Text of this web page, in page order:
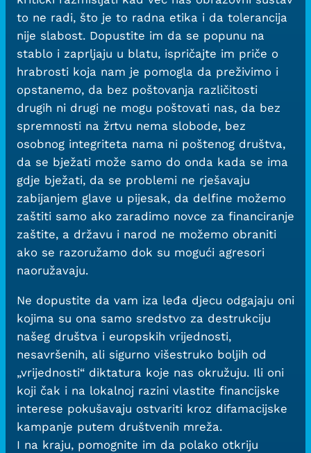
to ne radi, što je to radna etika i da tolerancija
nije slabost. Dopustite im da se popunu na
stablo i zaprljaju u blatu, ispričajte im priče o
hrabrosti koja nam je pomogla da preživimo i
opstanemo, da bez poštovanja različitosti
drugih ni drugi ne mogu poštovati nas, da bez
spremnosti na žrtvu nema slobode, bez
osobnog integriteta nama ni poštenog društva,
da se bježati može samo do onda kada se ima
gdje bježati, da se problemi ne rješavaju
zabijanjem glave u pijesak, da delfine možemo
zaštiti samo ako zaradimo novce za financiranje
zaštite, a državu i narod ne možemo obraniti
ako se razoružamo dok su mogući agresori
naoružavaju.
Ne dopustite da vam iza leđa djecu odgajaju oni
kojima su ona samo sredstvo za destrukciju
našeg društva i europskih vrijednosti,
nesavršenih, ali sigurno višestruko boljih od
„vrijednosti“ diktatura koje nas okružuju. Ili oni
koji čak i na lokalnoj razini vlastite financijske
interese pokušavaju ostvariti kroz difamacijske
kampanje putem društvenih mreža.
I na kraju, pomognite im da polako otkriju